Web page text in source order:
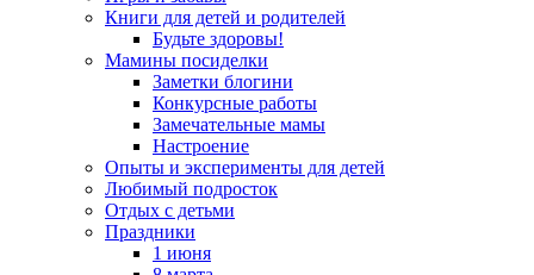
Книги для детей и родителей
Будьте здоровы!
Мамины посиделки
Заметки блогини
Конкурсные работы
Замечательные мамы
Настроение
Опыты и эксперименты для детей
Любимый подросток
Отдых с детьми
Праздники
1 июня